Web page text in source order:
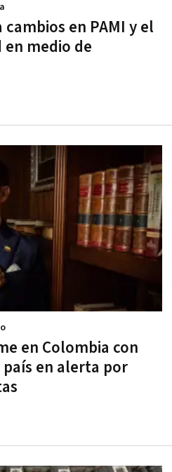
en PAMI y el
medio de
en Colombia con
en alerta por